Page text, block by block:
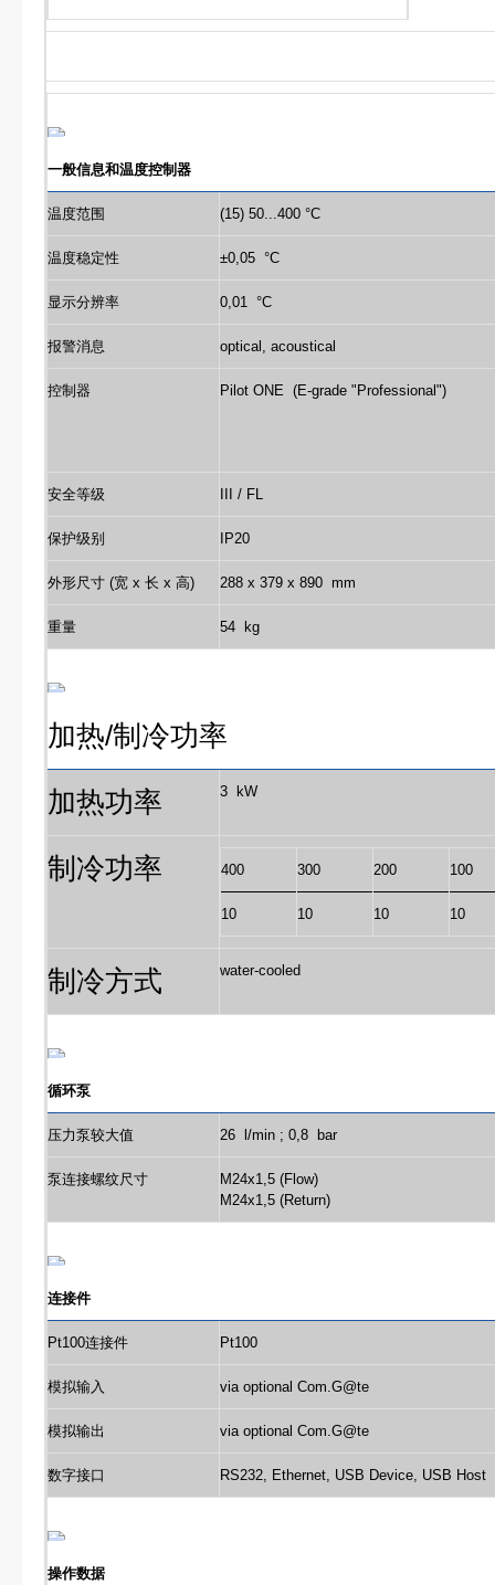
一般信息和温度控制器
温度范围 (15) 50...400 °C
温度稳定性 ±0,05 °C
显示分辨率 0,01 °C
报警消息 optical, acoustical
控制器 Pilot ONE (E-grade "Professional")
安全等级 III / FL
保护级别 IP20
外形尺寸 (宽 x 长 x 高) 288 x 379 x 890 mm
重量 54 kg
加热/制冷功率
加热功率
3 kW
制冷功率 400 300 200 100
10 10 10 10
制冷方式 water-cooled
循环泵
压力泵较大值 26 l/min ; 0,8 bar
泵连接螺纹尺寸
M24x1,5 (Flow)
M24x1,5 (Return)
连接件
Pt100连接件 Pt100
模拟输入 via optional Com.G@te
模拟输出 via optional Com.G@te
数字接口 RS232, Ethernet, USB Device, USB Host
操作数据